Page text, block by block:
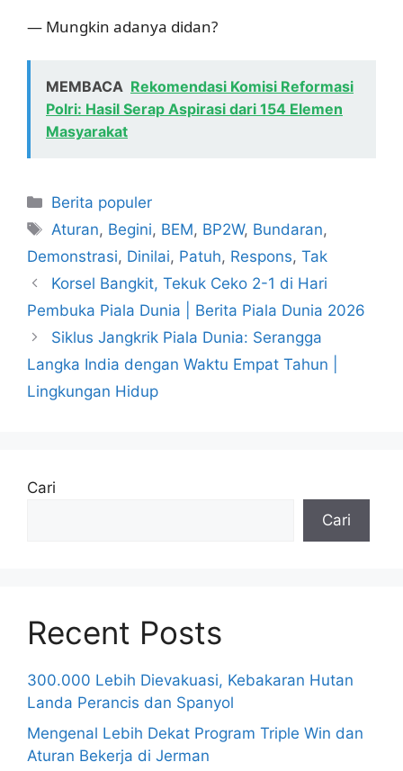
— Mungkin adanya didan?
MEMBACA Rekomendasi Komisi Reformasi
Polri: Hasil Serap Aspirasi dari 154 Elemen
Masyarakat
Kategori
Berita populer
Tag
Aturan, Begini, BEM, BP2W, Bundaran,
Demonstrasi, Dinilai, Patuh, Respons, Tak
Korsel Bangkit, Tekuk Ceko 2-1 di Hari
Pembuka Piala Dunia | Berita Piala Dunia 2026
Siklus Jangkrik Piala Dunia: Serangga
Langka India dengan Waktu Empat Tahun |
Lingkungan Hidup
Cari
Cari
Recent Posts
300.000 Lebih Dievakuasi, Kebakaran Hutan
Landa Perancis dan Spanyol
Mengenal Lebih Dekat Program Triple Win dan
Aturan Bekerja di Jerman